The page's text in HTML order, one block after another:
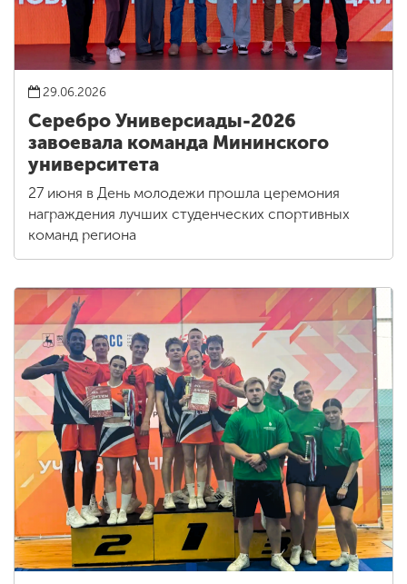
29.06.2026
Серебро Универсиады-2026
завоевала команда Мининского
университета
27 июня в День молодежи прошла церемония
награждения лучших студенческих спортивных
команд региона